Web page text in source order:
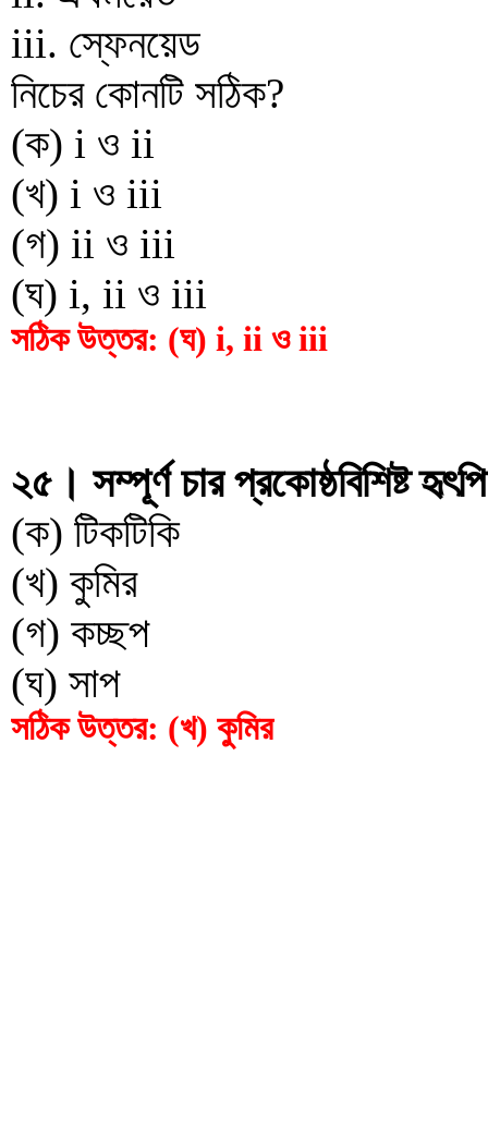
iii. স্ফেনয়েড
নিচের কোনটি সঠিক?
(ক) i ও ii
(খ) i ও iii
(গ) ii ও iii
(ঘ) i, ii ও iii
সঠিক উত্তর: (ঘ) i, ii ও iii
২৫। সম্পূর্ণ চার প্রকোষ্ঠবিশিষ্ট
(ক) টিকটিকি
(খ) কুমির
(গ) কচ্ছপ
(ঘ) সাপ
সঠিক উত্তর: (খ) কুমির